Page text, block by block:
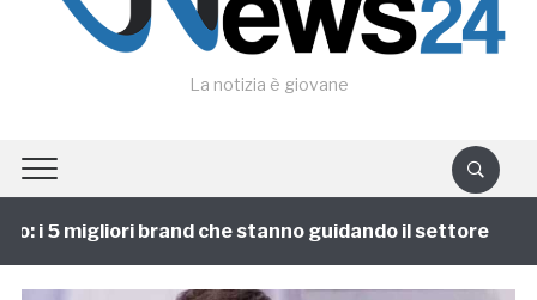
La notizia è giovane
i 5 migliori brand che stanno guidando il settore